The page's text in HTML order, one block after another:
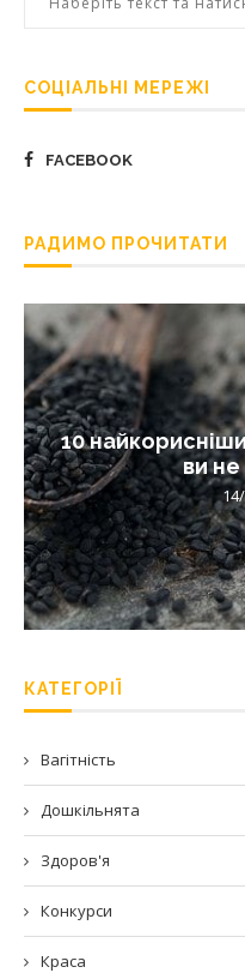
СОЦІАЛЬНІ МЕРЕЖІ
FACEBOOK
РАДИМО ПРОЧИТАТИ
10
ви
КАТЕГОРІЇ
Вагітність
Дошкільнята
Здоров'я
Конкурси
Краса